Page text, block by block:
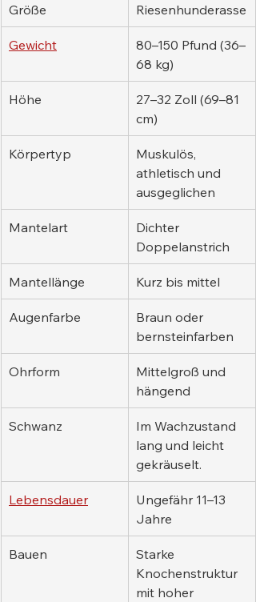
Größe Riesenhunderasse
Gewicht
80–150 Pfund (36–
68 kg)
Höhe
27–32 Zoll (69–81
cm)
Körpertyp
Muskulös,
athletisch und
ausgeglichen
Mantelart
Dichter
Doppelanstrich
Mantellänge Kurz bis mittel
Augenfarbe
Braun oder
bernsteinfarben
Ohrform
Mittelgroß und
hängend
Schwanz
Im Wachzustand
lang und leicht
gekräuselt.
Lebensdauer
Ungefähr 11–13
Jahre
Bauen
Starke
Knochenstruktur
mit hoher